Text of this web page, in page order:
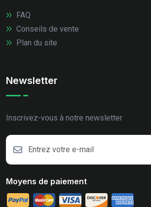
FAQ
Conseils de vente
Plan du site
Newsletter
Inscrivez-vous à notre newsletter
Moyens de paiement